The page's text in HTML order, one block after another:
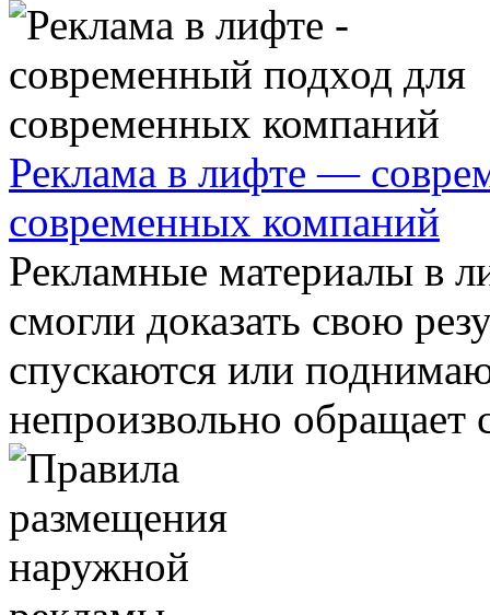
Реклама в лифте —
современных компаний
Рекламные материалы в
смогли доказать свою
спускаются или
непроизвольно обращает